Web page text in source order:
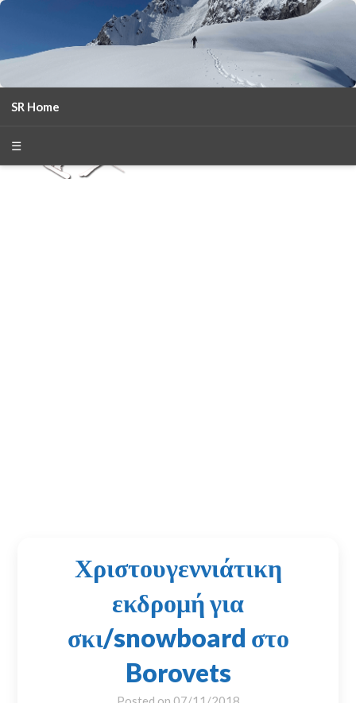
SR Home
☰
Χριστουγεννιάτικη
εκδρομή για
σκι/snowboard στο
Borovets